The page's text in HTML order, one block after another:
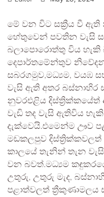
මේ වන විට සක්‍රීය වී
හේතුවෙන් පවතින වැසි
බලාපොරොත්තු විය හැකි
දෙපාර්තමේන්තුව
සබරගමුව,මධ්‍යම, වයඹ
වැසි ඇති අතර බස්නාහිර
නුවරඑළිය දිස්ත්‍රික්කයේත්
වැඩි තද වැසි ඇතිවිය
දැක්වෙයි.එමෙන්ම ඌව
මඩකලපුව දිස්ත්‍රික්කවලත්
කාලයේ තැනින් තැන
වන බවත්.මධ්‍යම
උතුරු, උතුරු මැද,
පළාත්වලත්